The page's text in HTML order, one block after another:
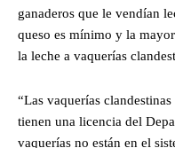
ganaderos que le vendían
queso es mínimo y la
la leche a vaquerías
“Las vaquerías
tienen una licencia del
vaquerías no están en el